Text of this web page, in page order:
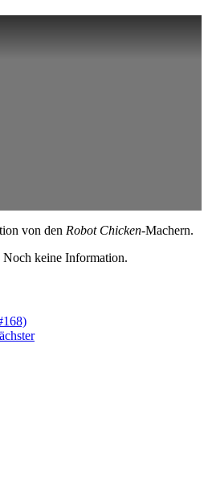
von den Robot Chicken-Machern.
keine Information.